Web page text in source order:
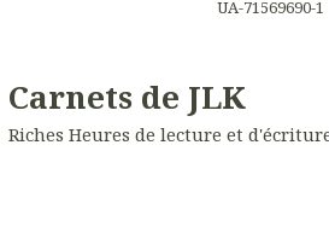
UA-71569690-1
Carnets de JLK
Riches Heures de lecture et